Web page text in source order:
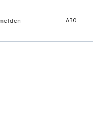
ABO